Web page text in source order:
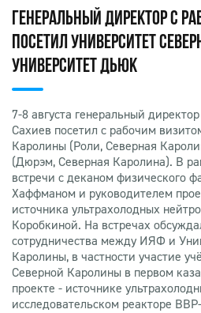
ГЕНЕРАЛЬНЫЙ ДИРЕКТОР С
ПОСЕТИЛ УНИВЕРСИТЕТ
УНИВЕРСИТЕТ ДЬЮК
7-8 августа генеральный
Сахиев посетил с рабочим
Каролины (Роли, Северная
(Дюрэм, Северная Каролина). В
встречи с деканом физического
Хаффманом и руководителем
источника ультрахолодных
Коробкиной. На встречах
сотрудничества между ИЯФ и
Каролины, в частности участие
Северной Каролины в первом
проекте - источнике
исследовательском реакторе